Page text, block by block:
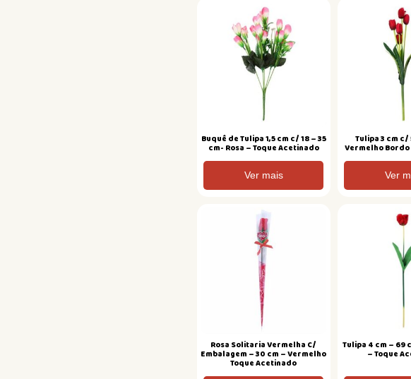
Buquê de Tulipa 1,5 cm c/ 18 – 35
cm- Rosa – Toque Acetinado
Ver mais
Tulipa 3 cm c/
Vermelho Bordo
Ver
Rosa Solitaria Vermelha C/
Embalagem – 30 cm – Vermelho
Toque Acetinado
Tulipa 4 cm – 69
– Toque